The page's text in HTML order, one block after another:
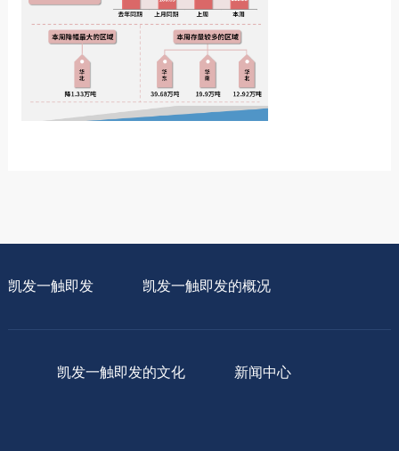
凯发一触即发 凯发一触即发的概况
凯发一触即发的文化 新闻中心